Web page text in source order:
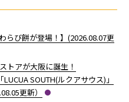
らび餅が登場！】(2026.08.07更
トアが大阪に誕生！
LUCUA SOUTH(ルクアサウス)」
更新）